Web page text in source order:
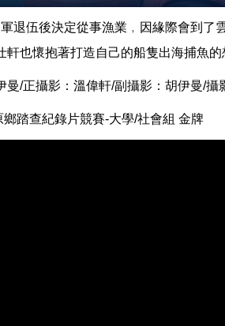
退伍後決定從事漁業﹐因緣際會到
軒也懷抱著打造自己的船隻出海捕魚的
曼/正攝影：溫偉軒/副攝影：胡伊曼/
踏查紀錄片競賽-大學/社會組 金牌